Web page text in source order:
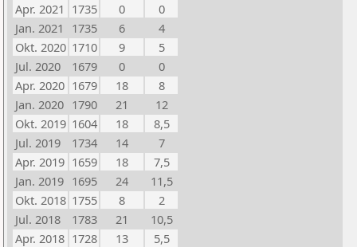
Apr. 2021 1735 0
0
Jan. 2021
1735 6
4
Okt. 2020 1710 9
5
Jul. 2020
1679 0
0
Apr. 2020 1679 18
8
Jan. 2020 1790 21
12
Okt. 2019 1604 18
8,5
Jul. 2019
1734 14
7
Apr. 2019 1659 18
7,5
Jan. 2019 1695 24
11,5
Okt. 2018 1755 8
2
Jul. 2018
1783 21
10,5
Apr. 2018 1728 13
5,5